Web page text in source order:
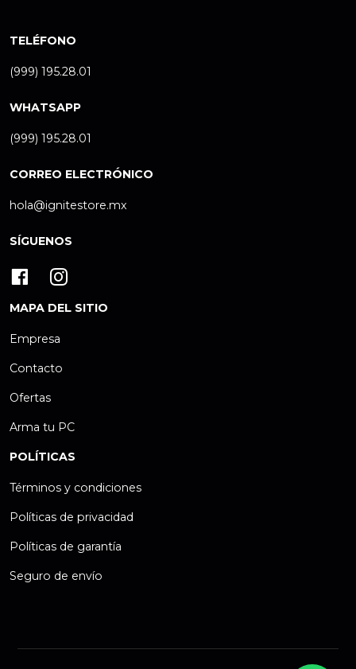
TELÉFONO
(999) 195.28.01
WHATSAPP
(999) 195.28.01
CORREO ELECTRÓNICO
hola@ignitestore.mx
SÍGUENOS
MAPA DEL SITIO
Empresa
Contacto
Ofertas
Arma tu PC
POLÍTICAS
Términos y condiciones
Políticas de privacidad
Políticas de garantía
Seguro de envío